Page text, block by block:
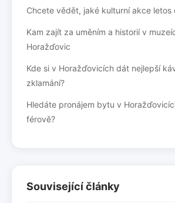
Chcete vědět, jaké kulturní akce letos
Kam zajít za uměním a historií v
Horažďovic
Kde si v Horažďovicích dát nejlepší
zklamání?
Hledáte pronájem bytu v
férově?
Související články